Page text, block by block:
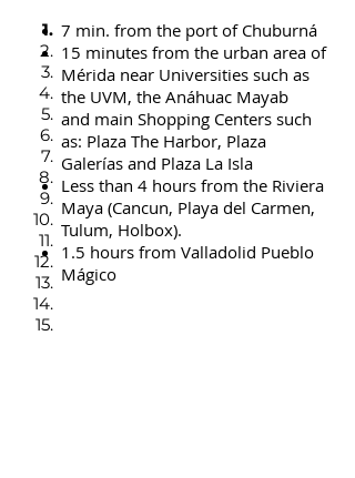
1.
2.
3.
4.
5.
6.
7.
8.
9.
10.
11.
12.
13.
14.
15.
7 min. from the port of Chuburná
15 minutes from the urban area of
Mérida near Universities such as
the UVM, the Anáhuac Mayab
and main Shopping Centers such
as: Plaza The Harbor, Plaza
Galerías and Plaza La Isla
Less than 4 hours from the Riviera
Maya (Cancun, Playa del Carmen,
Tulum, Holbox).
1.5 hours from Valladolid Pueblo
Mágico